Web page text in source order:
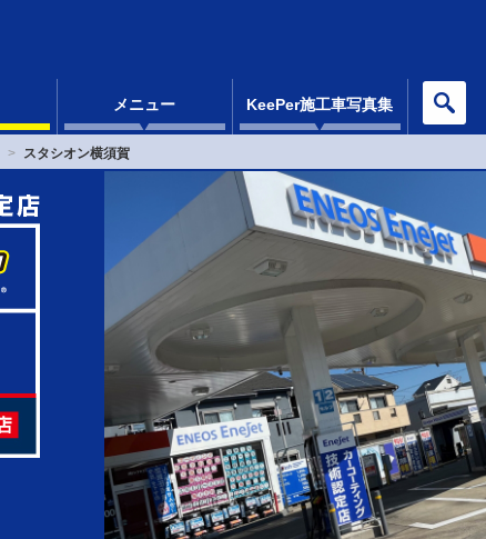
メニュー KeePer施工車写真集
スタシオン横須賀